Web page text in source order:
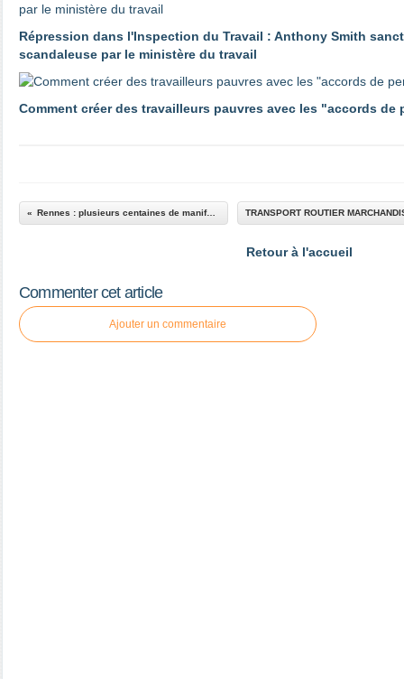
Répression dans l'Inspection du Travail : Anthony Smith
scandaleuse par le ministère du travail
Comment créer des travailleurs pauvres avec les "accords de
Rennes : plusieurs centaines de manifestants contre le 49-3
Retour à l'accueil
Commenter cet article
Ajouter un commentaire